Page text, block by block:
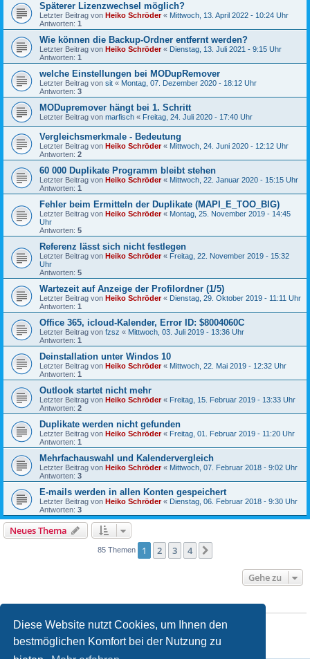
Diese Website nutzt Cookies, um Ihnen den
bestmöglichen Komfort bei der Nutzung zu
Späterer Lizenzwechsel möglich?
Letzter Beitrag von Heiko Schröder« Mittwoch, 13. April 2022 - 10:24 Uhr
Antworten: 1
Wie können die Backup-Ordner entfernt werden?
Letzter Beitrag von Heiko Schröder« Dienstag, 13. Juli 2021 - 9:15 Uhr
Antworten: 1
welche Einstellungen bei MODupRemover
Letzter Beitrag von sit « Montag, 07. Dezember 2020 - 18:12 Uhr
Antworten: 3
MODupremover hängt bei 1. Schritt
Letzter Beitrag von marfisch « Freitag, 24. Juli 2020 - 17:40 Uhr
Vergleichsmerkmale - Bedeutung
Letzter Beitrag von Heiko Schröder« Mittwoch, 24. Juni 2020 - 12:12 Uhr
Antworten: 2
60 000 Duplikate Programm bleibt stehen
Letzter Beitrag von Heiko Schröder« Mittwoch, 22. Januar 2020 - 15:15 Uhr
Antworten: 1
Fehler beim Ermitteln der Duplikate (MAPI_E_TOO_BIG)
Letzter Beitrag von Heiko Schröder« Montag, 25. November 2019 - 14:45
Uhr
Antworten: 5
Referenz lässt sich nicht festlegen
Letzter Beitrag von Heiko Schröder« Freitag, 22. November 2019 - 15:32
Uhr
Antworten: 5
Wartezeit auf Anzeige der Profilordner (1/5)
Letzter Beitrag von Heiko Schröder« Dienstag, 29. Oktober 2019 - 11:11 Uhr
Antworten: 1
Office 365, icloud-Kalender, Error ID: $8004060C
Letzter Beitrag von fzsz « Mittwoch, 03. Juli 2019 - 13:36 Uhr
Antworten: 1
Deinstallation unter Windos 10
Letzter Beitrag von Heiko Schröder« Mittwoch, 22. Mai 2019 - 12:32 Uhr
Antworten: 1
Outlook startet nicht mehr
Letzter Beitrag von Heiko Schröder« Freitag, 15. Februar 2019 - 13:33 Uhr
Antworten: 2
Duplikate werden nicht gefunden
Letzter Beitrag von Heiko Schröder« Freitag, 01. Februar 2019 - 11:20 Uhr
Antworten: 1
Mehrfachauswahl und Kalendervergleich
Letzter Beitrag von Heiko Schröder« Mittwoch, 07. Februar 2018 - 9:02 Uhr
Antworten: 3
E-mails werden in allen Konten gespeichert
Letzter Beitrag von Heiko Schröder« Dienstag, 06. Februar 2018 - 9:30 Uhr
Antworten: 3
Neues Thema
85 Themen 1 2 3 4
Gehe zu
Sie dürfen
keine
neuen Themen in diesem Forum erstellen.
Sie dürfenkeineAntworten zu Themen in diesem Forum erstellen.
Sie dürfen Ihre Beiträge in diesem Forumnichtändern.
Sie dürfen Ihre Beiträge in diesem Forum